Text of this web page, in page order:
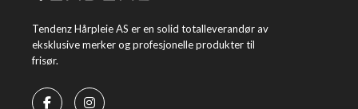
Tendenz Hårpleie AS er en solid totalleverandør av
eksklusive merker og profesjonelle produkter til
frisør.